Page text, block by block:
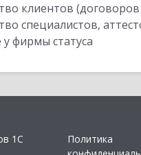
клиентов
специалистов,
фирмы статуса
1С
Политика